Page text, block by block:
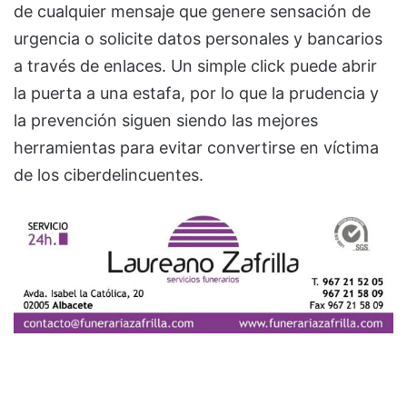
de cualquier mensaje que genere sensación de
urgencia o solicite datos personales y bancarios
a través de enlaces. Un simple click puede abrir
la puerta a una estafa, por lo que la prudencia y
la prevención siguen siendo las mejores
herramientas para evitar convertirse en víctima
de los ciberdelincuentes.